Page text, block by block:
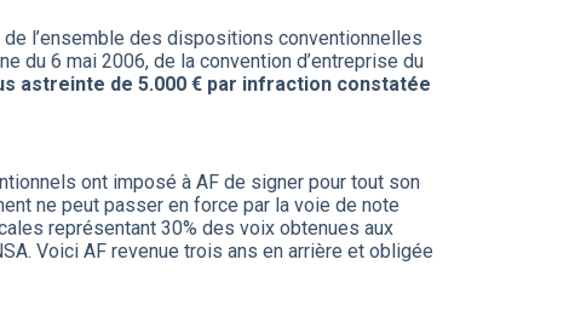
de l’ensemble des dispositions conventionnelles
du 6 mai 2006, de la convention d’entreprise du
astreinte de 5.000 € par infraction constatée
ont imposé à AF de signer pour tout son
ne peut passer en force par la voie de note
représentant 30% des voix obtenues aux
Voici AF revenue trois ans en arrière et obligée